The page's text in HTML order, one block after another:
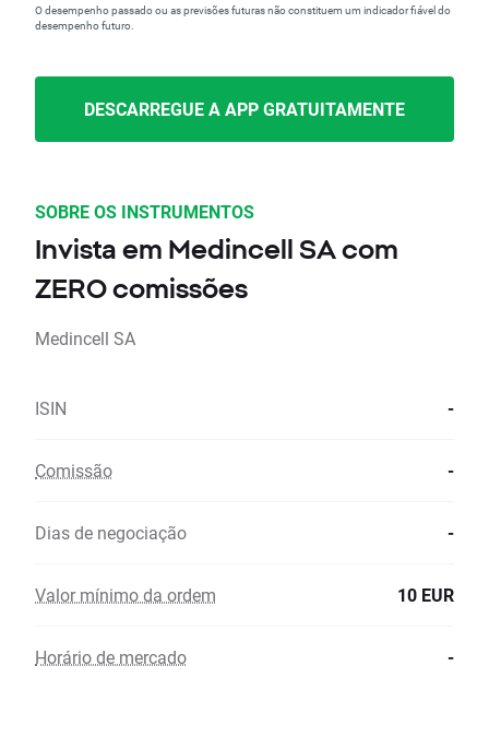
O desempenho passado ou as previsões futuras não constituem um indicador fiável do
desempenho futuro.
DESCARREGUE A APP GRATUITAMENTE
SOBRE OS INSTRUMENTOS
Invista em Medincell SA com
ZERO comissões
Medincell SA
ISIN -
Comissão -
Dias de negociação -
Valor mínimo da ordem 10 EUR
Horário de mercado -